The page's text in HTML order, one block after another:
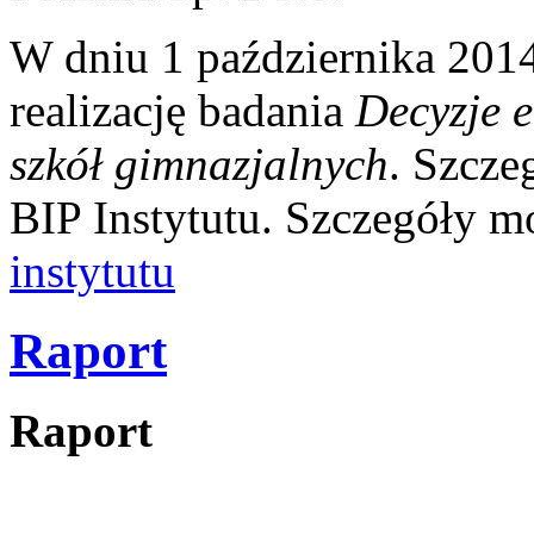
W dniu 1 października
realizację badania Decyzje
szkół gimnazjalnych.
BIP Instytutu. Szczegóły
instytutu
Raport
Raport